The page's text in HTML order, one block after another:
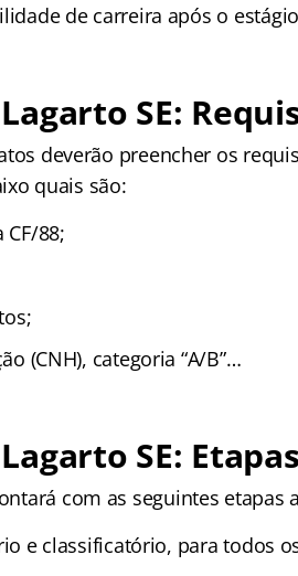
de carreira após o
SE:
deverão preencher os
quais são:
88;
(CNH), categoria “A/B”…
SE: Etapas
com as seguintes etapas
e classificatório, para todos